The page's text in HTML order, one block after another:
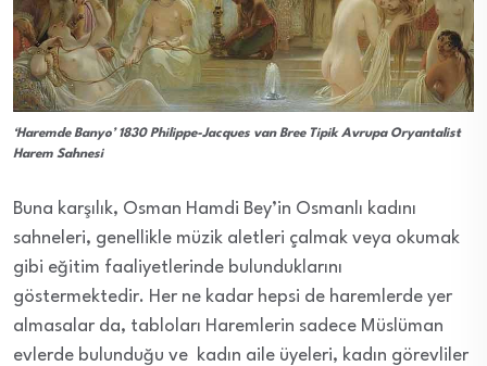
‘Haremde Banyo’ 1830 Philippe-Jacques van Bree Tipik Avrupa Oryantalist
Harem Sahnesi
Buna karşılık, Osman Hamdi Bey’in Osmanlı kadını
sahneleri, genellikle müzik aletleri çalmak veya okumak
gibi eğitim faaliyetlerinde bulunduklarını
göstermektedir. Her ne kadar hepsi de haremlerde yer
almasalar da, tabloları Haremlerin sadece Müslüman
evlerde bulunduğu ve kadın aile üyeleri, kadın görevliler